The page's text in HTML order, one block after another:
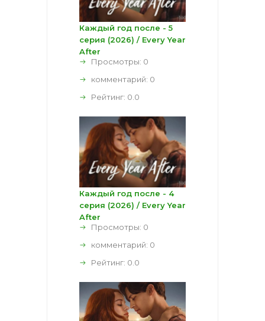
Каждый год после - 5
серия (2026) / Every Year
After
Просмотры: 0
комментарий: 0
Рейтинг: 0.0
Каждый год после - 4
серия (2026) / Every Year
After
Просмотры: 0
комментарий: 0
Рейтинг: 0.0